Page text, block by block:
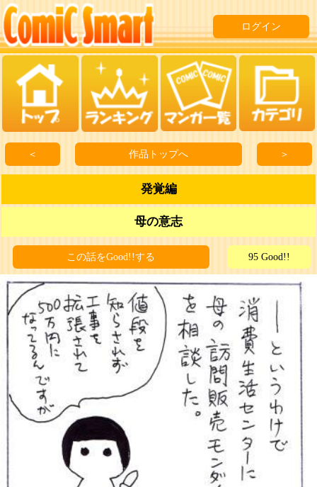
ログイン
＜ 作品トップへ ＞
発覚編
母の意志
この話をGood!!する 95 Good!!